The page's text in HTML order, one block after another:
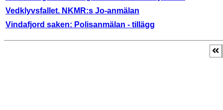
Vedklyvsfallet. NKMR:s Jo-anmälan
Vindafjord saken: Polisanmälan - tillägg